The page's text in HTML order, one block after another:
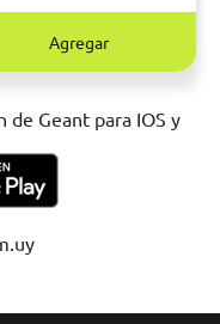
Agregar
de Geant para IOS y